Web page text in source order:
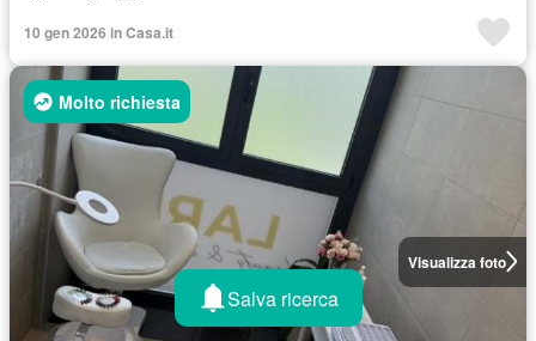
10 gen 2026 in Casa.it
Visualizza foto
Molto richiesta
Salva ricerca